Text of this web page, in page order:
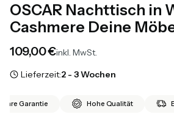
OSCAR Nachttisch in
Cashmere Deine
Preis
109,00 €inkl. MwSt.
Lieferzeit:2 - 3 Wochen
Garantie Hohe Qualität